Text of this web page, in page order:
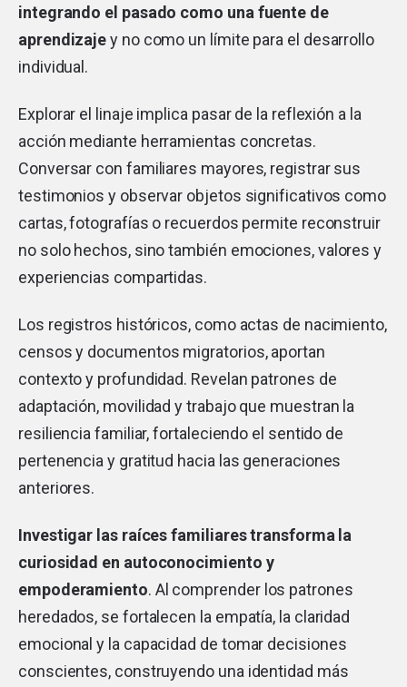
integrando el pasado como una fuente de
aprendizajey no como un límite para el desarrollo
individual.
Explorar el linaje implica pasar de la reflexión a la
acción mediante herramientas concretas.
Conversar con familiares mayores, registrar sus
testimonios y observar objetos significativos como
cartas, fotografías o recuerdos permite reconstruir
no solo hechos, sino también emociones, valores y
experiencias compartidas.
Los registros históricos, como actas de nacimiento,
censos y documentos migratorios, aportan
contexto y profundidad. Revelan patrones de
adaptación, movilidad y trabajo que muestran la
resiliencia familiar, fortaleciendo el sentido de
pertenencia y gratitud hacia las generaciones
anteriores.
Investigar las raíces familiares transforma la
curiosidad en autoconocimiento y
empoderamiento. Al comprender los patrones
heredados, se fortalecen la empatía, la claridad
emocional y la capacidad de tomar decisiones
conscientes, construyendo una identidad más